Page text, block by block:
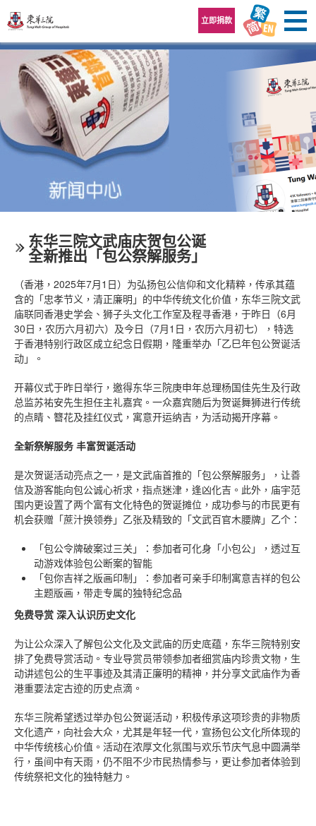
立即捐款
东华三院文武庙庆贺包公诞
全新推出「包公祭解服务」
（香港，2025年7月1日）为弘扬包公信仰和文化精粹，传承其蕴
含的「忠孝节义，清正廉明」的中华传统文化价值，东华三院文武
庙联同香港史学会、狮子头文化工作室及程寻香港，于昨日（6月
30日，农历六月初六）及今日（7月1日，农历六月初七），特选
于香港特别行政区成立纪念日假期，隆重举办「乙巳年包公贺诞活
动」。
开幕仪式于昨日举行，邀得东华三院庚申年总理杨国佳先生及行政
总监苏祐安先生担任主礼嘉宾。一众嘉宾随后为贺诞舞狮进行传统
的点睛、簪花及挂红仪式，寓意开运纳吉，为活动揭开序幕。
全新祭解服务 丰富贺诞活动
是次贺诞活动亮点之一，是文武庙首推的「包公祭解服务」，让善
信及游客能向包公诚心祈求，指点迷津，逢凶化吉。此外，庙宇范
围内更设置了两个富有文化特色的贺诞摊位，成功参与的市民更有
机会获赠「蔗汁换领券」乙张及精致的「文武百官木腰牌」乙个：
「包公令牌破案过三关」：参加者可化身「小包公」，透过互
动游戏体验包公断案的智能
「包你吉祥之版画印制」：参加者可亲手印制寓意吉祥的包公
主题版画，带走专属的独特纪念品
免费导赏 深入认识历史文化
为让公众深入了解包公文化及文武庙的历史底蕴，东华三院特别安
排了免费导赏活动。专业导赏员带领参加者细赏庙内珍贵文物，生
动讲述包公的生平事迹及其清正廉明的精神，并分享文武庙作为香
港重要法定古迹的历史点滴。
东华三院希望透过举办包公贺诞活动，积极传承这项珍贵的非物质
文化遗产，向社会大众，尤其是年轻一代，宣扬包公文化所体现的
中华传统核心价值。活动在浓厚文化氛围与欢乐节庆气息中圆满举
行，虽间中有天雨，仍不阻不少市民热情参与，更让参加者体验到
传统祭祀文化的独特魅力。